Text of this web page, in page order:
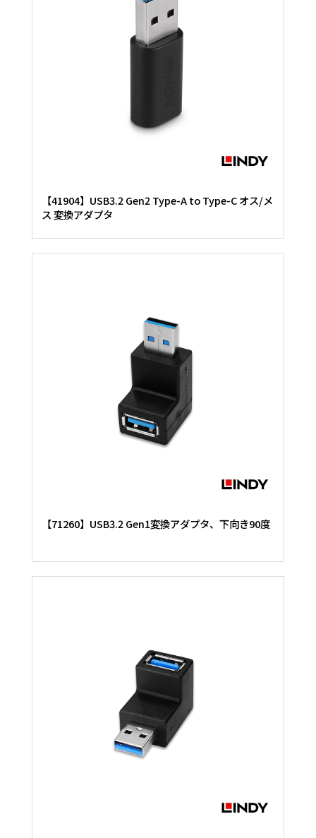
【41904】USB3.2 Gen2 Type-A to Type-C オス/メ
ス 変換アダプタ
【71260】USB3.2 Gen1変換アダプタ、下向き90度